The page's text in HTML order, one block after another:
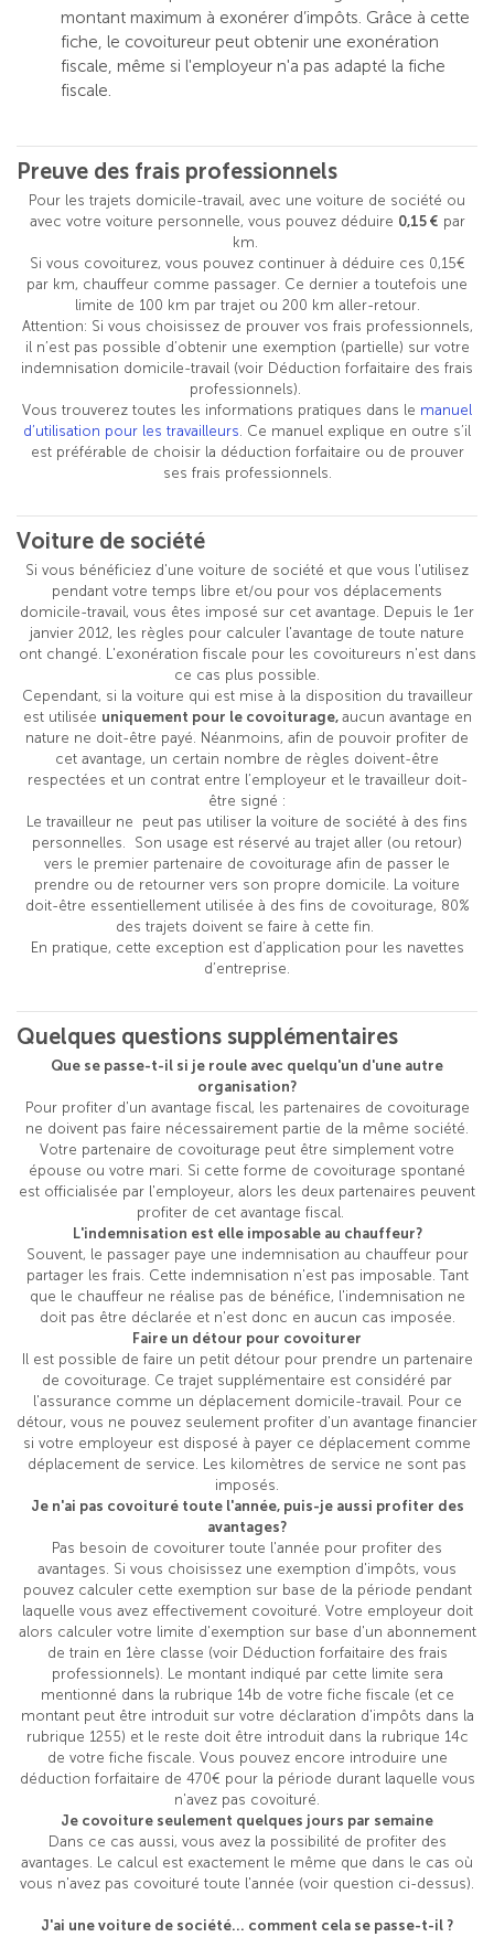
montant maximum à exonérer d’impôts. Grâce à cette
fiche, le covoitureur peut obtenir une exonération
fiscale, même si l'employeur n'a pas adapté la fiche
fiscale.
Preuve des frais professionnels
Pour les trajets domicile-travail, avec une voiture de société ou
avec votre voiture personnelle, vous pouvez déduire 0,15 € par
km.
Si vous covoiturez, vous pouvez continuer à déduire ces 0,15€
par km, chauffeur comme passager. Ce dernier a toutefois une
limite de 100 km par trajet ou 200 km aller-retour.
Attention: Si vous choisissez de prouver vos frais professionnels,
il n’est pas possible d’obtenir une exemption (partielle) sur votre
indemnisation domicile-travail (voir Déduction forfaitaire des frais
professionnels).
Vous trouverez toutes les informations pratiques dans le manuel
d’utilisation pour les travailleurs. Ce manuel explique en outre s’il
est préférable de choisir la déduction forfaitaire ou de prouver
ses frais professionnels.
Voiture de société
Si vous bénéficiez d'une voiture de société et que vous l'utilisez
pendant votre temps libre et/ou pour vos déplacements
domicile-travail, vous êtes imposé sur cet avantage. Depuis le 1er
janvier 2012, les règles pour calculer l'avantage de toute nature
ont changé. L'exonération fiscale pour les covoitureurs n'est dans
ce cas plus possible.
Cependant, si la voiture qui est mise à la disposition du travailleur
est utilisée uniquement pour le covoiturage, aucun avantage en
nature ne doit-être payé. Néanmoins, afin de pouvoir profiter de
cet avantage, un certain nombre de règles doivent-être
respectées et un contrat entre l’employeur et le travailleur doit-
être signé :
Le travailleur ne peut pas utiliser la voiture de société à des fins
personnelles. Son usage est réservé au trajet aller (ou retour)
vers le premier partenaire de covoiturage afin de passer le
prendre ou de retourner vers son propre domicile. La voiture
doit-être essentiellement utilisée à des fins de covoiturage, 80%
des trajets doivent se faire à cette fin.
En pratique, cette exception est d’application pour les navettes
d’entreprise.
Quelques questions supplémentaires
Que se passe-t-il si je roule avec quelqu'un d'une autre
organisation?
Pour profiter d'un avantage fiscal, les partenaires de covoiturage
ne doivent pas faire nécessairement partie de la même société.
Votre partenaire de covoiturage peut être simplement votre
épouse ou votre mari. Si cette forme de covoiturage spontané
est officialisée par l'employeur, alors les deux partenaires peuvent
profiter de cet avantage fiscal.
L'indemnisation est elle imposable au chauffeur?
Souvent, le passager paye une indemnisation au chauffeur pour
partager les frais. Cette indemnisation n'est pas imposable. Tant
que le chauffeur ne réalise pas de bénéfice, l'indemnisation ne
doit pas être déclarée et n'est donc en aucun cas imposée.
Faire un détour pour covoiturer
Il est possible de faire un petit détour pour prendre un partenaire
de covoiturage. Ce trajet supplémentaire est considéré par
l'assurance comme un déplacement domicile-travail. Pour ce
détour, vous ne pouvez seulement profiter d'un avantage financier
si votre employeur est disposé à payer ce déplacement comme
déplacement de service. Les kilomètres de service ne sont pas
imposés.
Je n'ai pas covoituré toute l'année, puis-je aussi profiter des
avantages?
Pas besoin de covoiturer toute l'année pour profiter des
avantages. Si vous choisissez une exemption d'impôts, vous
pouvez calculer cette exemption sur base de la période pendant
laquelle vous avez effectivement covoituré. Votre employeur doit
alors calculer votre limite d'exemption sur base d'un abonnement
de train en 1ère classe (voir Déduction forfaitaire des frais
professionnels). Le montant indiqué par cette limite sera
mentionné dans la rubrique 14b de votre fiche fiscale (et ce
montant peut être introduit sur votre déclaration d'impôts dans la
rubrique 1255) et le reste doit être introduit dans la rubrique 14c
de votre fiche fiscale. Vous pouvez encore introduire une
déduction forfaitaire de 470€ pour la période durant laquelle vous
n'avez pas covoituré.
Je covoiture seulement quelques jours par semaine
Dans ce cas aussi, vous avez la possibilité de profiter des
avantages. Le calcul est exactement le même que dans le cas où
vous n'avez pas covoituré toute l'année (voir question ci-dessus).
J'ai une voiture de société... comment cela se passe-t-il ?